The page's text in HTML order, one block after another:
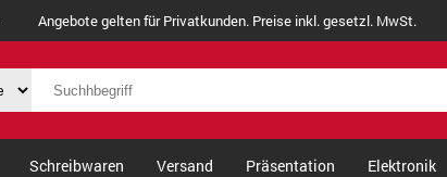
Angebote gelten für Privatkunden. Preise inkl. gesetzl. MwSt.
Schreibwaren Versand Präsentation Elektronik